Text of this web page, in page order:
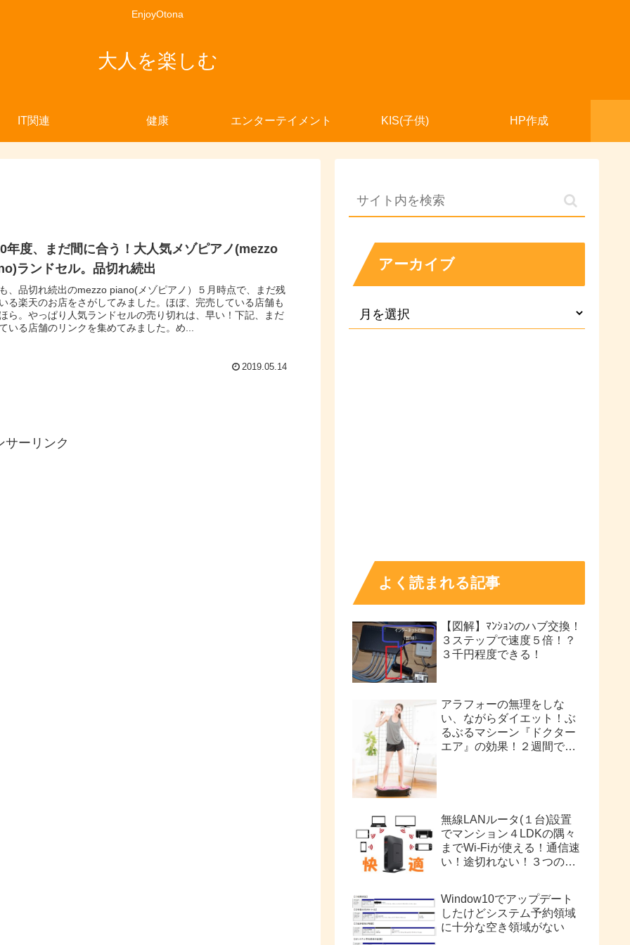
EnjoyOtona
大人を楽しむ
IT関連 健康 エンターテイメント KIS(子供) HP作成
年度、まだ間に合う！大人気メゾピアノ(mezzo
ランドセル。品切れ続出
、品切れ続出のmezzo piano(メゾピアノ）５月時点で、まだ残
る楽天のお店をさがしてみました。ほぼ、完売している店舗も
ら。やっぱり人気ランドセルの売り切れは、早い！下記、まだ
いる店舗のリンクを集めてみました。め...
2019.05.14
サーリンク
アーカイブ
よく読まれる記事
【図解】ﾏﾝｼｮﾝのハブ交換！
３ステップで速度５倍！？
３千円程度できる！
アラフォーの無理をしな
い、ながらダイエット！ぶ
るぶるマシーン『ドクター
エア』の効果！２週間で
無線LANルータ(１台)設置
でマンション４LDKの隅々
までWi-Fiが使える！通信速
い！途切れない！３つの手
Window10でアップデート
したけどシステム予約領域
に十分な空き領域がない